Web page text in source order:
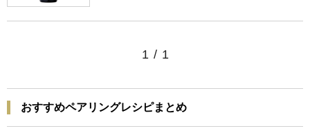
1 / 1
おすすめペアリングレシピまとめ